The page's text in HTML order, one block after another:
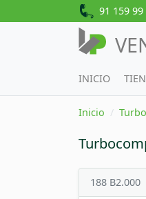
91 159 99
INICIO
Inicio
188 B2.000